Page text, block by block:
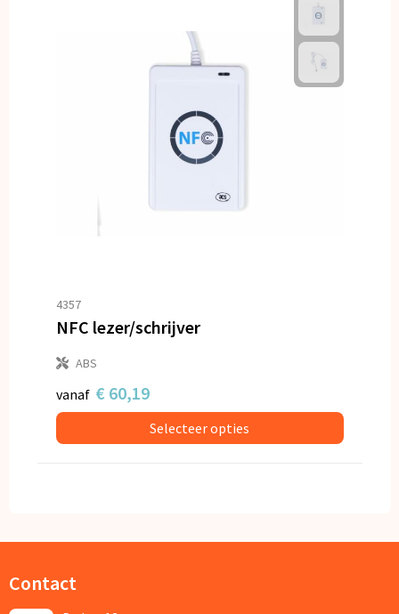
4357
NFC lezer/schrijver
ABS
vanaf € 60,19
Selecteer opties
Contact